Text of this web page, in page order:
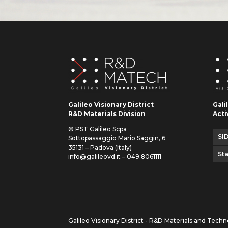
Galileo Visionary District
R&D Materials Division
© PST Galileo Scpa
Sottopassaggio Mario Saggin, 6
35131 – Padova (Italy)
info@galileovd.it – 049.8061111
Galileo Visionary District - R&D Materials and